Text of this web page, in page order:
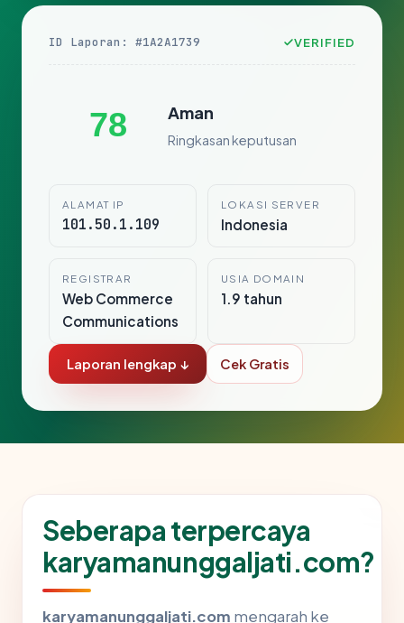
ID Laporan: #1A2A1739 VERIFIED
78 Aman
Ringkasan keputusan
ALAMAT IP
101.50.1.109
LOKASI SERVER
Indonesia
REGISTRAR
Web Commerce
Communications
USIA DOMAIN
1.9 tahun
Laporan lengkap ↓ Cek Gratis
Seberapa terpercaya
karyamanunggaljati.com?
karyamanunggaljati.com mengarah ke